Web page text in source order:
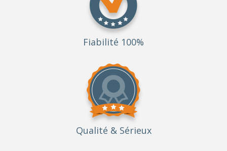
Fiabilité 100%
Qualité & Sérieux